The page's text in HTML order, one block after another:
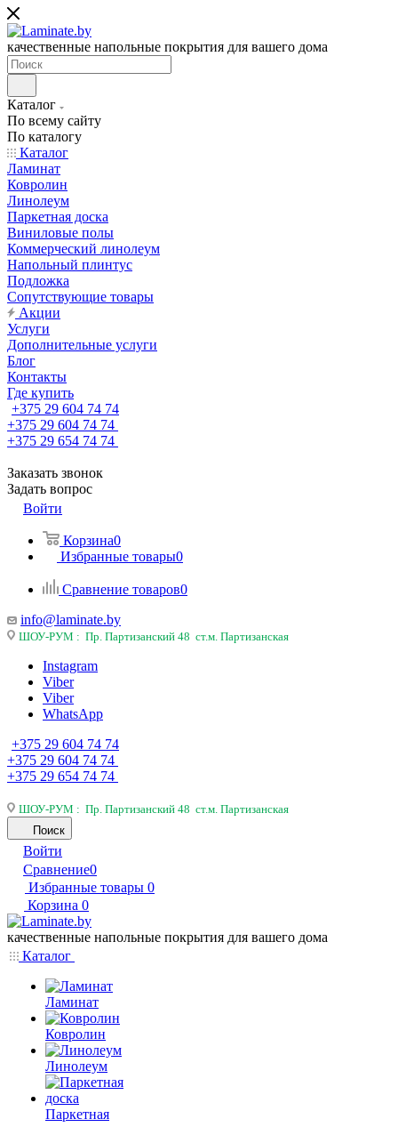
качественные напольные покрытия для вашего дома
Каталог
По всему сайту
По каталогу
Каталог
Ламинат
Ковролин
Линолеум
Паркетная доска
Виниловые полы
Коммерческий линолеум
Напольный плинтус
Подложка
Сопутствующие товары
Акции
Услуги
Дополнительные услуги
Блог
Контакты
Где купить
+375 29 604 74 74
+375 29 604 74 74
+375 29 654 74 74
Заказать звонок
Задать вопрос
Войти
Корзина0
Избранные товары0
Сравнение товаров0
info@laminate.by
ШОУ-РУМ : Пр. Партизанский 48 ст.м. Партизанская
Instagram
Viber
Viber
WhatsApp
+375 29 604 74 74
+375 29 604 74 74
+375 29 654 74 74
ШОУ-РУМ : Пр. Партизанский 48 ст.м. Партизанская
Поиск
Войти
Сравнение0
Избранные товары 0
Корзина 0
качественные напольные покрытия для вашего дома
Каталог
Ламинат
Ковролин
Линолеум
Паркетная